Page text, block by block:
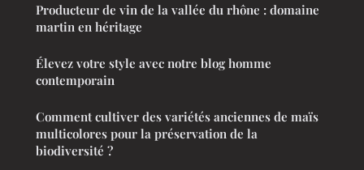
Producteur de vin de la vallée du rhône : domaine
martin en héritage
Élevez votre style avec notre blog homme
contemporain
Comment cultiver des variétés anciennes de maïs
multicolores pour la préservation de la
biodiversité ?